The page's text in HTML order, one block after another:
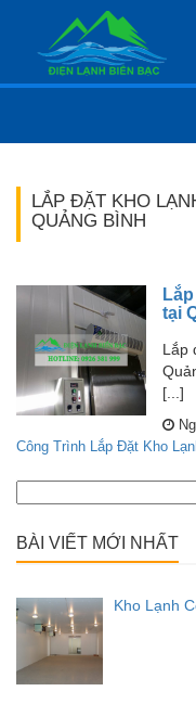
LẮP ĐẶT KHO
QUẢNG BÌNH
tại
Lắp
[...]
Công Trình Lắp Đặt Kho
kiếm
BÀI VIẾT MỚI NHẤT
Kho Lạnh